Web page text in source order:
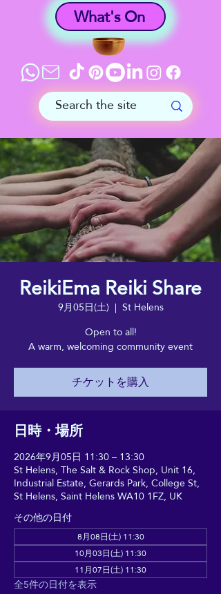
What's On
ReikiEma Reiki Share
9月05日(土)
  |
St Helens
Open to all!
A warm, welcoming community event
チケットを購入
日時・場所
2026年9月05日 11:30 – 13:30
St Helens, The Salt & Rock Shop, Unit 16,
Industrial Estate, Gerards Park, College St,
St Helens, Saint Helens WA10 1FZ, UK
その他の日付
8月08日(土) 11:30
10月03日(土) 11:30
11月07日(土) 11:30
全5件の日付を表示